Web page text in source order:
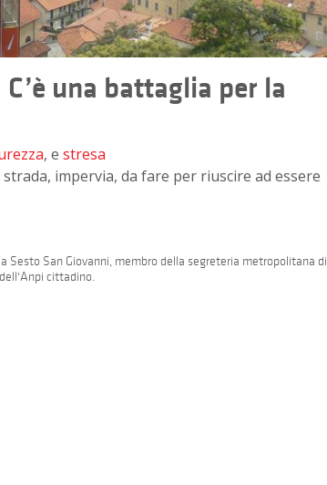
una battaglia per la
, e stresa
impervia, da fare per riuscire ad essere
Sesto San Giovanni, membro della segreteria metropolitana di
cittadino.